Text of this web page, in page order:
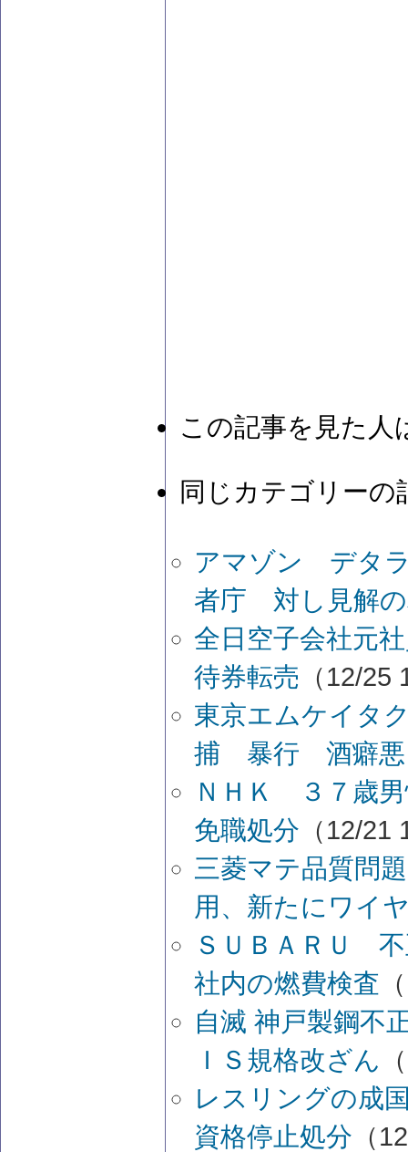
この記事を見た人
同じカテゴリーの
アマゾン デタラ
者庁 対し見解の
全日空子会社元
待券転売 （12/25
東京エムケイタ
捕 暴行 酒癖
ＮＨＫ ３７歳
免職処分 （12/21
三菱マテ品質問
用、新たにワイ
ＳＵＢＡＲＵ
社内の燃費検査
自滅 神戸製鋼不
ＩＳ規格改ざん
レスリングの成
資格停止処分 （